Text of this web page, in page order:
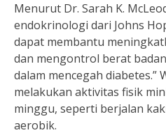
Menurut Dr. Sarah K.
endokrinologi dari Johns
dapat membantu
dan mengontrol berat
dalam mencegah
melakukan aktivitas fisik
minggu, seperti berjalan
aerobik.